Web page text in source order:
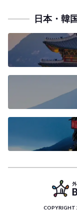
日本・韓
COPYRIGHT